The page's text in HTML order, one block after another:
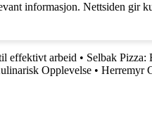
informasjon. Nettsiden gir
effektivt arbeid • Selbak Pizza:
Opplevelse • Herremyr